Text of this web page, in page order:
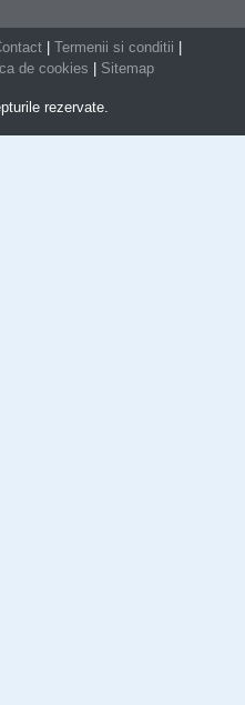
Termenii si conditii
de cookies Sitemap
rezervate.